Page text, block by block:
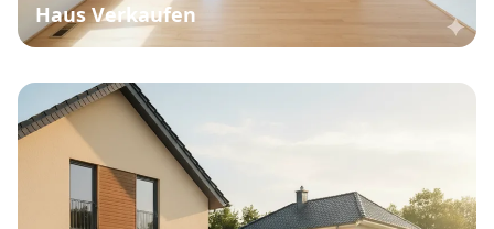
Haus Verkaufen